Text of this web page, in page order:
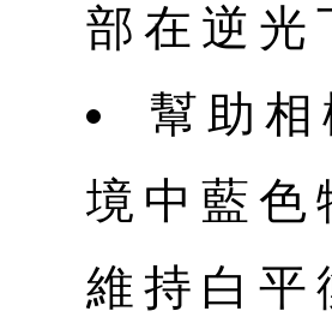
部在逆光
幫助
境中藍色
維持白平